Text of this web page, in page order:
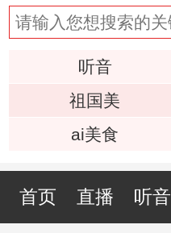
听音
祖国美
ai美食
首页 直播 听音